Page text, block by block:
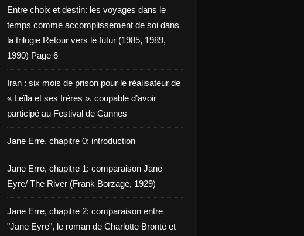
Entre choix et destin: les voyages dans le
temps comme accomplissement de soi dans
la trilogie Retour vers le futur (1985, 1989,
1990) Page 6
Iran : six mois de prison pour le réalisateur de
« Leïla et ses frères », coupable d’avoir
participé au Festival de Cannes
Jane Erre, chapitre 0: introduction
Jane Erre, chapitre 1: comparaison Jane
Eyre/ The River (Frank Borzage, 1929)
Jane Erre, chapitre 2: comparaison entre
"Jane Eyre", le roman de Charlotte Brontë et